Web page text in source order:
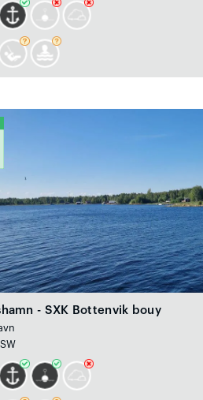
- SXK Bottenvik bouy